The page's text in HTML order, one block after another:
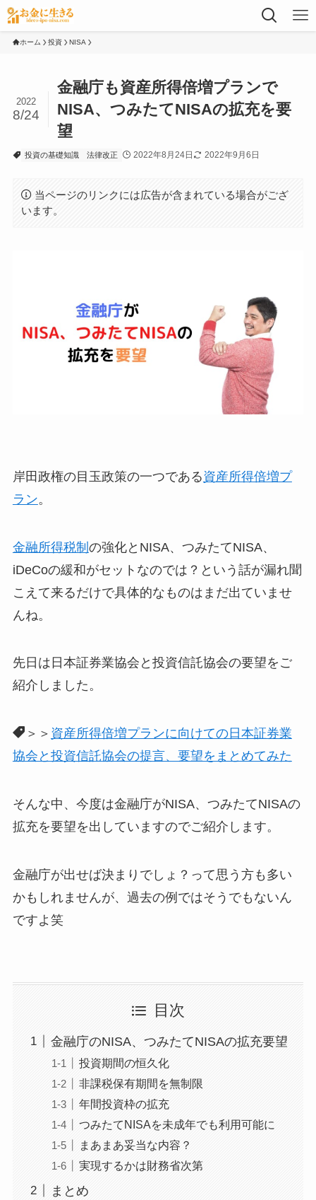
ホーム 投資 NISA
金融庁も資産所得倍増プランで
NISA、つみたてNISAの拡充を要
望
2022
8/24
投資の基礎知識 法律改正 2022年8月24日 2022年9月6日
当ページのリンクには広告が含まれている場合がござ
います。
岸田政権の目玉政策の一つである資産所得倍増プ
ラン。
金融所得税制 の強化とNISA、つみたてNISA、
iDeCoの緩和がセットなのでは？という話が漏れ聞
こえて来るだけで具体的なものはまだ出ていませ
んね。
先日は日本証券業協会と投資信託協会の要望をご
紹介しました。
＞＞ 資産所得倍増プランに向けての日本証券業
協会と投資信託協会の提言、要望をまとめてみた
そんな中、今度は金融庁がNISA、つみたてNISAの
拡充を要望を出していますのでご紹介します。
金融庁が出せば決まりでしょ？って思う方も多い
かもしれませんが、過去の例ではそうでもないん
ですよ笑
目次
金融庁のNISA、つみたてNISAの拡充要望
投資期間の恒久化
非課税保有期間を無制限
年間投資枠の拡充
つみたてNISAを未成年でも利用可能に
まあまあ妥当な内容？
実現するかは財務省次第
まとめ